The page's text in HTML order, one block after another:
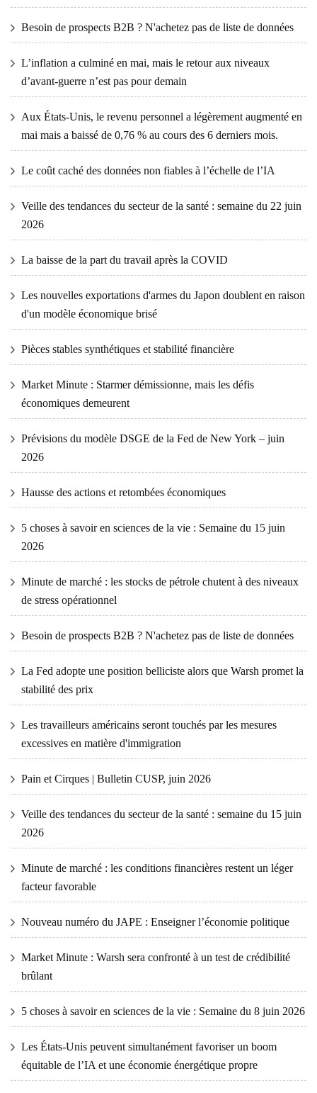
Besoin de prospects B2B ? N'achetez pas de liste de données
L’inflation a culminé en mai, mais le retour aux niveaux
d’avant-guerre n’est pas pour demain
Aux États-Unis, le revenu personnel a légèrement augmenté en
mai mais a baissé de 0,76 % au cours des 6 derniers mois.
Le coût caché des données non fiables à l’échelle de l’IA
Veille des tendances du secteur de la santé : semaine du 22 juin
2026
La baisse de la part du travail après la COVID
Les nouvelles exportations d'armes du Japon doublent en raison
d'un modèle économique brisé
Pièces stables synthétiques et stabilité financière
Market Minute : Starmer démissionne, mais les défis
économiques demeurent
Prévisions du modèle DSGE de la Fed de New York – juin
2026
Hausse des actions et retombées économiques
5 choses à savoir en sciences de la vie : Semaine du 15 juin
2026
Minute de marché : les stocks de pétrole chutent à des niveaux
de stress opérationnel
Besoin de prospects B2B ? N'achetez pas de liste de données
La Fed adopte une position belliciste alors que Warsh promet la
stabilité des prix
Les travailleurs américains seront touchés par les mesures
excessives en matière d'immigration
Pain et Cirques | Bulletin CUSP, juin 2026
Veille des tendances du secteur de la santé : semaine du 15 juin
2026
Minute de marché : les conditions financières restent un léger
facteur favorable
Nouveau numéro du JAPE : Enseigner l’économie politique
Market Minute : Warsh sera confronté à un test de crédibilité
brûlant
5 choses à savoir en sciences de la vie : Semaine du 8 juin 2026
Les États-Unis peuvent simultanément favoriser un boom
équitable de l’IA et une économie énergétique propre